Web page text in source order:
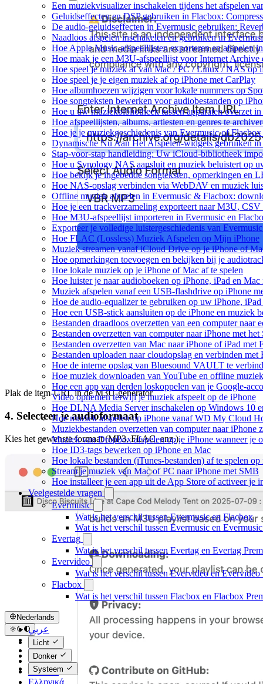
Een muziekvisualizer inschakelen tijdens het afspelen
Geluidseffecten en DSP gebruiken in Flacbox:
De audio-geluidseffecten in Evermusic gebruiken:
Naadloos afspelen inschakelen en gebruiken in
Hoe Apple Music-afspeellijsten exporteren en afspelen
Hoe maak je een M3U-afspeellijst voor Internet
Hoe speel je muziek af van Mac / PC / Linux / NAS op
Hoe speel je je eigen muziek af op iPhone met CarPlay
Hoe albumhoezen wijzigen voor lokale nummers op
Hoe songteksten bewerken voor audiobestanden op
Hoe u uw muziekbibliotheek tussen apparaten overzet
Hoe afspeellijsten, albums, artiesten en genres te
Hoe je je muziekgeschiedenis van Evermusic of
Dynamische Nu Aan Het Afspelen-widgets gebruiken
Stap-voor-stap handleiding: Uw iCloud-bibliotheek
Hoe u Synology NAS aansluit en muziek beluistert op
Hoe bekijk je ingebedde songteksten, opmerkingen en
Hoe NAS-opslag verbinden via WebDAV en muziek
Offline muziek afspelen in Evermusic & Flacbox:
Hoe je een trackverzameling exporteert naar M3U,
Hoe M3U-afspeellijst importeren in Evermusic en
Exporteer je volledige luistergeschiedenis van
Hoe FLAC (Lossless) Muziek Afspelen op Mijn iPhone
Muziek streamen vanaf iCloud Drive op je iPhone of
Hoe opmerkingen toevoegen en bekijken bij je
Hoe lokale muziek op je iPhone of Mac af te spelen
Hoe luister je naar audioboeken op iPhone, iPad en
Muziek afspelen vanaf een USB-flashdrive op iPhone
Hoe de audio-equalizer te gebruiken op uw iPhone,
Hoe een USB-stick aansluiten op de iPhone en muziek
Bestanden draadloos overzetten van een computer naar
Bestanden overzetten van computer naar iPhone met
Bestanden overzetten van Mac naar iPhone of iPad met
Bestanden uploaden naar cloudopslag en verbinden
Hoe de interne opslag van Bluesound VAULT te
Hoe muziek downloaden van YouTube en offline
Hoe een app van derden loskoppelen van je Google-
Video opnemen terwijl je muziek afspeelt op de iPhone
Hoe DLNA Media Server inschakelen op Windows 10
Hoe muziek afspelen op iPhone vanaf WD My Cloud
Muziekbestanden overzetten van computer naar
Muziek van Dropbox afspelen op je iPhone wanneer je
Hoe ID3-tags bewerken op iPhone en Mac
Hoe lokale bestanden (iTunes-bestanden) af te spelen
Stream je muziek van Mac of PC naar iPhone met SMB
Hoe installeer je een app uit de App Store of activeer je
Veelgestelde vragen
Evermusic
Wat is het verschil tussen Evermusic en Flacbox
Wat is het verschil tussen Evermusic en
Evertag
Wat is het verschil tussen Evertag en Evertag
Evervideo
Wat is het verschil tussen Evervideo en Evervideo
Flacbox
Wat is het verschil tussen Flacbox en Flacbox
Nederlands
عربي
Català
Čeština
Dansk
Deutsch
Ελληνικά
Licht
Donker
Systeem
Plak de item-URL in de M3U-generator
4. Selecteer je audioformaat
Kies het gewenste formaat (MP3, FLAC, enz.).